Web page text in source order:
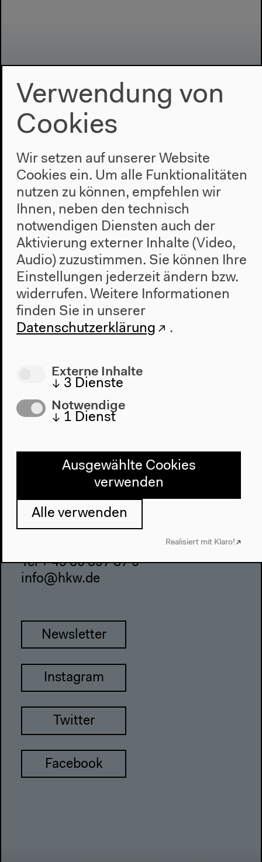
Programm
2022
Das Neue Alphabet
Das Anthropozän am HKW
Haus
Über uns
Geschichte
Besuch
Anfahrt
Barrierefreiheit
Kontakt
Presse
Team
Impressum
Haus der Kulturen der Welt
John-Foster-Dulles-Allee 10, 10557
Tel + 49 30 397 87 0
info@hkw.de
Newsletter
Instagram
Twitter
Facebook
Verwendung von
Cookies
Wir setzen auf unserer Website
Cookies ein. Um alle Funktionalitäten
nutzen zu können, empfehlen wir
Ihnen, neben den technisch
notwendigen Diensten auch der
Aktivierung externer Inhalte (Video,
Audio) zuzustimmen. Sie können Ihre
Einstellungen jederzeit ändern bzw.
widerrufen. Weitere Informationen
finden Sie in unserer
Datenschutzerklärung
.
Externe Inhalte
↓ 3 Dienste
Notwendige
↓ 1 Dienst
Ausgewählte Cookies
verwenden
Alle verwenden
Realisiert mit Klaro!